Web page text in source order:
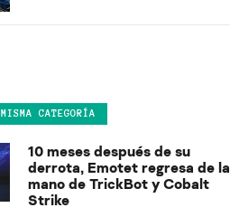
CATEGORÍA
10 meses después de su
derrota, Emotet regresa de la
mano de TrickBot y Cobalt
Strike